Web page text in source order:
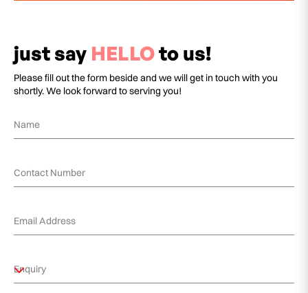
just say HELLOto us!
Please fill out the form beside and we will get in touch with you
shortly. We look forward to serving you!